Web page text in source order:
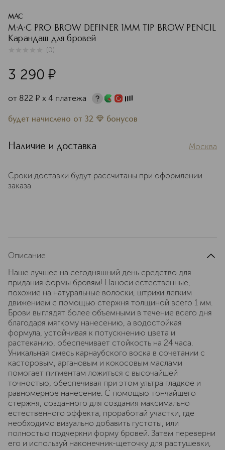
MAC
M·A·C PRO BROW DEFINER 1MM TIP BROW PENCIL
Карандаш для бровей
(0)
3 290 ¤
от 822 ¤ х 4 платежа
будет начислено от 32 бонусов
Наличие и доставка Москва
Сроки доставки будут рассчитаны при оформлении
заказа
Описание
Наше лучшее на сегодняшний день средство для
придания формы бровям! Наноси естественные,
похожие на натуральные волоски, штрихи легким
движением с помощью стержня толщиной всего 1 мм.
Брови выглядят более объемными в течение всего дня
благодаря мягкому нанесению, а водостойкая
формула, устойчивая к потускнению цвета и
растеканию, обеспечивает стойкость на 24 часа.
Уникальная смесь карнаубского воска в сочетании с
касторовым, аргановым и кокосовым маслами
помогает пигментам ложиться с высочайшей
точностью, обеспечивая при этом ультра гладкое и
равномерное нанесение. С помощью тончайшего
стержня, созданного для создания максимально
естественного эффекта, проработай участки, где
необходимо визуально добавить густоты, или
полностью подчеркни форму бровей. Затем переверни
его и используй наконечник-щеточку для растушевки,